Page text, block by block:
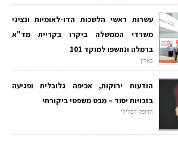
עשרות ראשי הלשכות הדו-לאומיות ונציגי
משרדי הממשלה ביקרו בקריית מד"א
ברמלה ונחשפו למוקד 101
בארץ
הודעות ירוקות, אכיפה גלובלית ופגיעה
בזכויות יסוד – מבט משפטי ביקורתי
הדופק הפלילי